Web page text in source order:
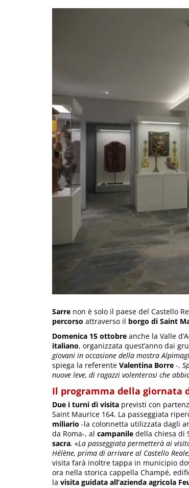
Sarre non è solo il paese del Castello
percorso attraverso il borgo di Saint
Domenica 15 ottobre anche la Valle
italiano, organizzata quest’anno dai
giovani in occasione della mostra
spiega la referente Valentina Borre -.
nuove leve, di ragazzi volenterosi che
Il programma della giornata
Due i turni di visita previsti con
Saint Maurice 164. La passeggiata
miliario -la colonnetta utilizzata dagli
da Roma-, al campanile della chiesa di
sacra. «La passeggiata permetterà ai
Hélène, prima di arrivare al Castello
visita farà inoltre tappa in municipio
ora nella storica cappella Champé,
la visita guidata all’azienda agricola